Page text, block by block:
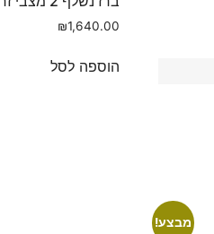
₪1,640.00
הוספה לסל
מבצע!